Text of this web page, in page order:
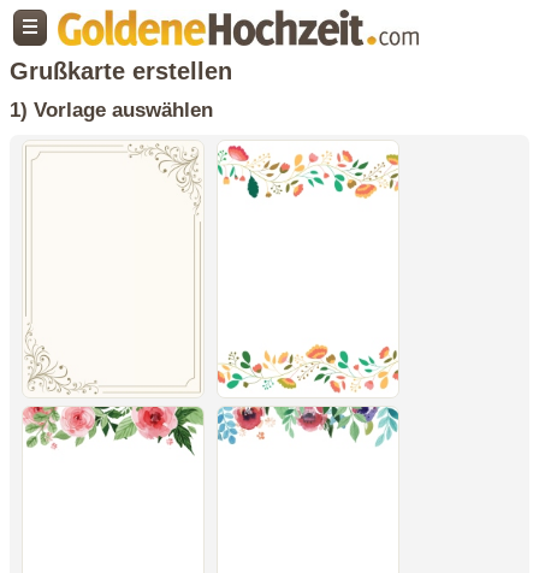
Grußkarte erstellen
1) Vorlage auswählen